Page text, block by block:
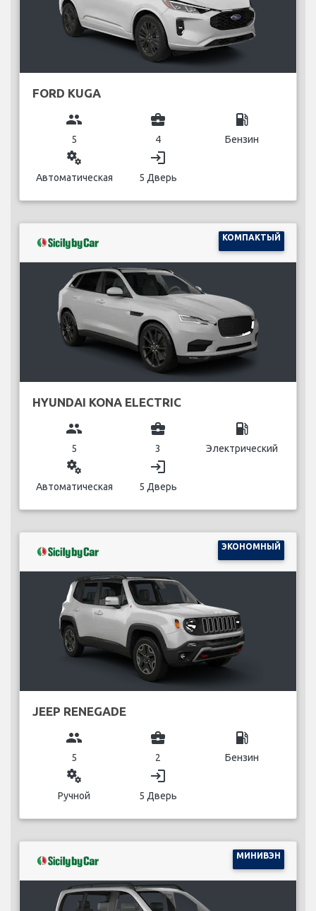
FORD KUGA
group
5
business_center
4
local_gas_station
Бензин
miscellaneous_services
Автоматическая
login
5 Дверь
КОМПАКТЫЙ
HYUNDAI KONA ELECTRIC
group
5
business_center
3
local_gas_station
Электрический
miscellaneous_services
Автоматическая
login
5 Дверь
ЭКОНОМНЫЙ
JEEP RENEGADE
group
5
business_center
2
local_gas_station
Бензин
miscellaneous_services
Ручной
login
5 Дверь
МИНИВЭН